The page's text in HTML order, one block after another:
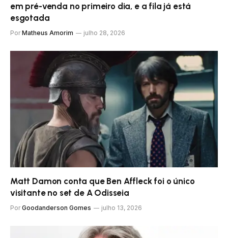
em pré-venda no primeiro dia, e a fila já está
esgotada
Por Matheus Amorim julho 28, 2026
Matt Damon conta que Ben Affleck foi o único
visitante no set de A Odisseia
Por Goodanderson Gomes julho 13, 2026